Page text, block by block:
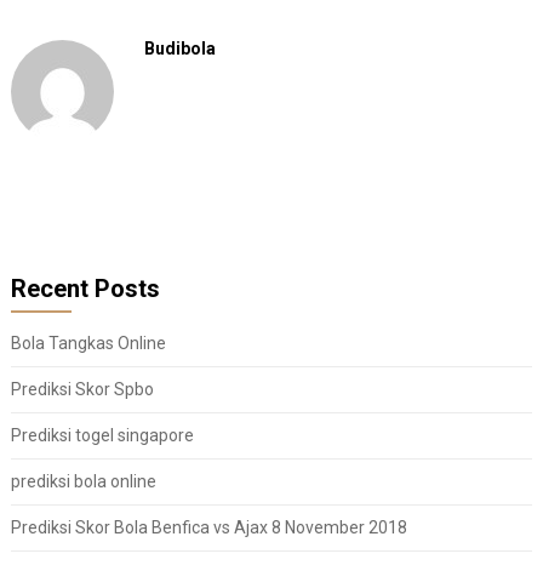
Budibola
Recent Posts
Bola Tangkas Online
Prediksi Skor Spbo
Prediksi togel singapore
prediksi bola online
Prediksi Skor Bola Benfica vs Ajax 8 November 2018